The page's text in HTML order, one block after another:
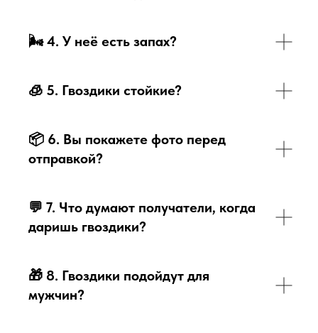
🌬4. У неё есть запах?
🧊 5. Гвоздики стойкие?
📦 6. Вы покажете фото перед
отправкой?
💬 7. Что думают получатели, когда
даришь гвоздики?
🎁 8. Гвоздики подойдут для
мужчин?